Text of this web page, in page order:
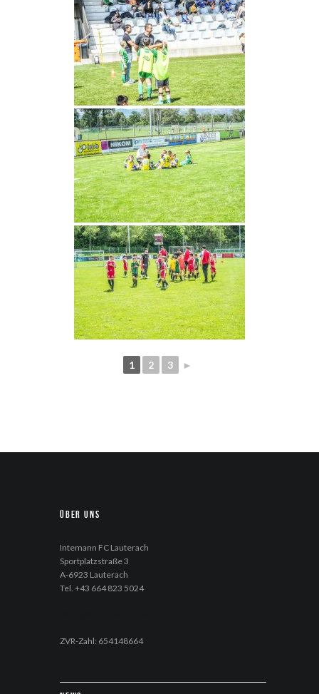
1 2 3 ►
Über uns
Intemann FC Lauterach
Sportplatzstraße 3
A-6923 Lauterach
Tel. +43 664 823 5024
ZVR-Zahl: 654148664